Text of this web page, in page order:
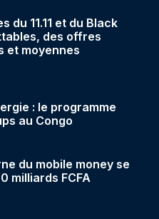
du 11.11 et du Black
des offres
et moyennes
: le programme
au Congo
du mobile money se
milliards FCFA